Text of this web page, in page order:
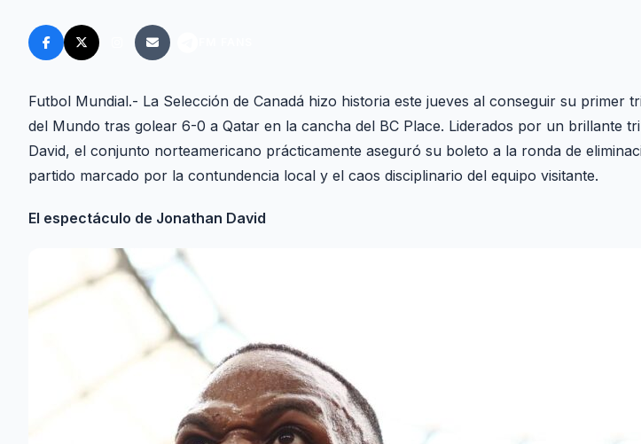
Futbol Mundial.- La Selección de Canadá hizo historia este jueves al conseguir su primer
del Mundo tras golear 6-0 a Qatar en la cancha del BC Place. Liderados por un brillante
David, el conjunto norteamericano prácticamente aseguró su boleto a la ronda de
partido marcado por la contundencia local y el caos disciplinario del equipo visitante.
El espectáculo de Jonathan David